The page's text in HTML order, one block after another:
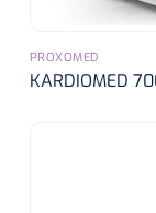
PROXOMED
KARDIOMED